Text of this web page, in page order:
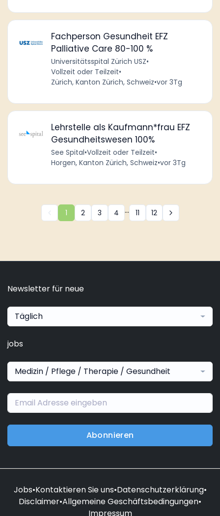
Fachperson Gesundheit EFZ
Palliative Care 80-100 %
Universitätsspital Zürich USZ•
Vollzeit oder Teilzeit•
Zürich, Kanton Zürich, Schweiz•vor 3Tg
Lehrstelle als Kaufmann*frau EFZ
Gesundheitswesen 100%
See Spital•Vollzeit oder Teilzeit•
Horgen, Kanton Zürich, Schweiz•vor 3Tg
1 2 3 4 ... 11 12
Newsletter für neue
Täglich
jobs
Medizin / Pflege / Therapie / Gesundheit
Abonnieren
Jobs•Kontaktieren Sie uns•Datenschutzerklärung•
Disclaimer•Allgemeine Geschäftsbedingungen•
Impressum